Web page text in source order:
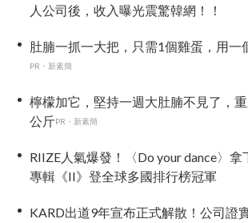
人公司後，收入曝光震驚韓網！！
肚腩一抓一大把，只需1個雞蛋，用一
PR・新素簡
檸檬加它，堅持一週大肚腩不見了，
公斤PR・新素簡
RIIZE人氣爆發！〈Do your dance〉
專輯《II》登全球多國排行榜冠軍
KARD出道9年宣布正式解散！公司證